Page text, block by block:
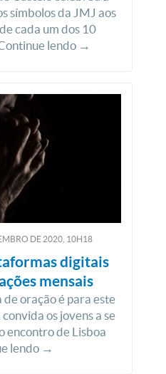
símbolos da JMJ aos
cada um dos 10
lendo →
DE 2020, 10H18
digitais
mensais
oração é para este
os jovens a se
encontro de Lisboa
lendo →